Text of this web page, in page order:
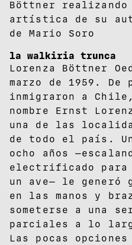
Böttner
artística de su
de Mario Soro
la walkiria trunca
Lorenza Böttner
marzo de 1959. De
inmigraron a
nombre Ernst
una de las
de todo el país.
ocho años
electrificado para
un ave— le generó
en las manos y
someterse a una
parciales a lo
Las pocas